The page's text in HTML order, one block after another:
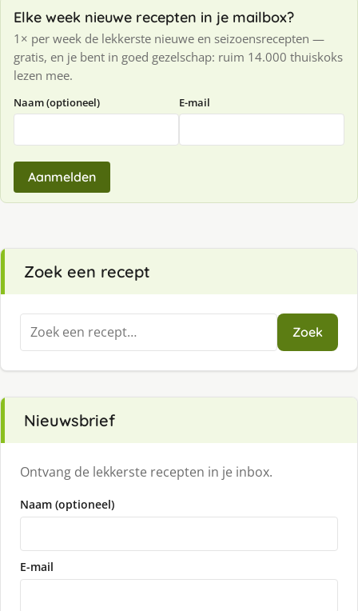
Elke week nieuwe recepten in je mailbox?
1× per week de lekkerste nieuwe en seizoensrecepten —
gratis, en je bent in goed gezelschap: ruim 14.000 thuiskoks
lezen mee.
Naam (optioneel) E-mail
Aanmelden
Zoek een recept
Zoeken
naar:
Zoek
Nieuwsbrief
Ontvang de lekkerste recepten in je inbox.
Naam (optioneel)
E-mail